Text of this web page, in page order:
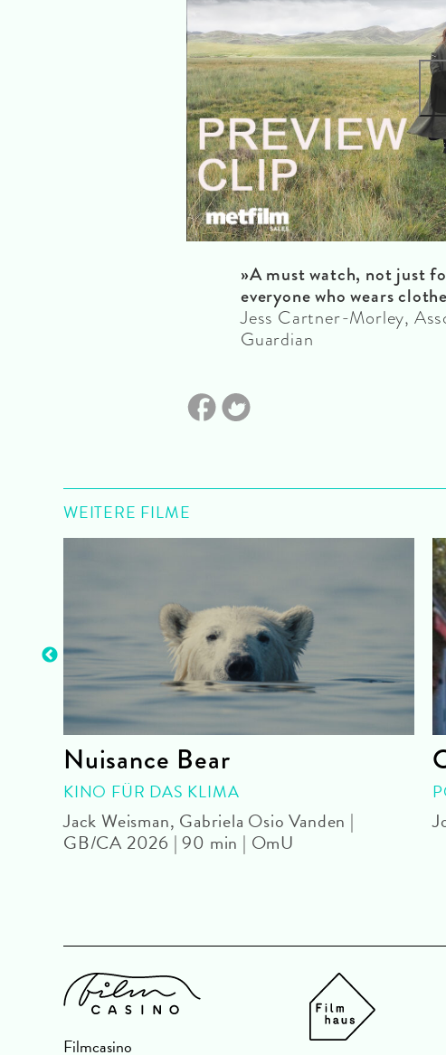
»A must watch, not just
everyone who wears
Jess Cartner-Morley,
Guardian
WEITERE FILME
Nuisance Bear
KINO FÜR DAS KLIMA
Jack Weisman, Gabriela Osio Vanden |
GB/CA 2026 | 90 min | OmU
Filmcasino